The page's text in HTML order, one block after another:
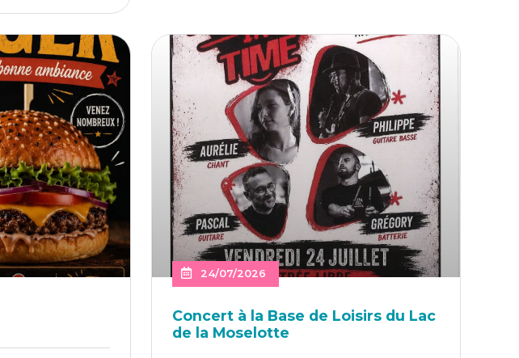
24/07/2026
Concert à la Base de Loi­sirs du Lac
de la Moselotte